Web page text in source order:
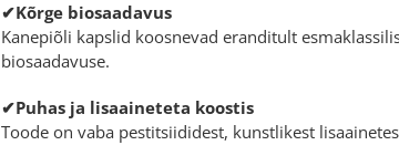
✔Kõrge biosaadavus
Kanepiõli kapslid koosnevad eranditult
biosaadavuse.
✔Puhas ja lisaaineteta koostis
Toode on vaba pestitsiididest, kunstlikest